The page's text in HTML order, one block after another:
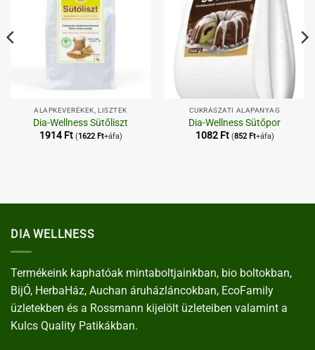
ALAPKEVERÉKEK, LISZTEK
Dia-Wellness Sütőliszt
1914Ft (1622 Ft+áfa)
CUKRÁSZATI ALAPANYAG
Dia-Wellness Sütőpor
1082 Ft (852 Ft+áfa)
DIA WELLNESS
Termékeink kaphatóak mintaboltjainkban, bio boltokban,
BijÓ, HerbaHáz, Auchan áruházláncokban, EcoFamily
üzletekben és a Rossmann kijelölt üzleteiben valamint a
Kulcs Quality Patikákban.